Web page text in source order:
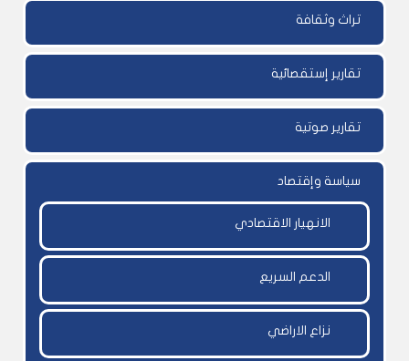
تراث وثقافة
تقارير إستقصائية
تقارير صوتية
سياسة وإقتصاد
الانهيار الاقتصادي
الدعم السريع
نزاع الاراضي